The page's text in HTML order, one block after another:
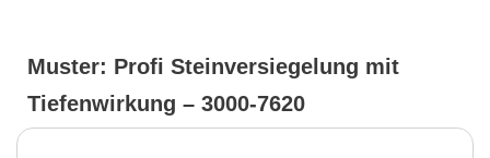
Muster: Profi Steinversiegelung mit
Tiefenwirkung – 3000-7620